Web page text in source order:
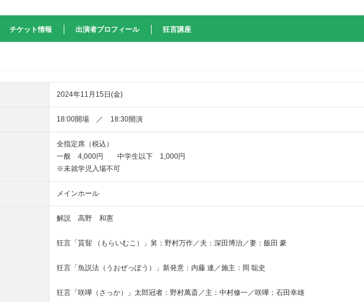
チケット情報 出演者プロフィール 狂言講座
2024年11月15日(金)
18:00開場 ／ 18:30開演
全指定席（税込）
一般 4,000円 中学生以下 1,000円
※未就学児入場不可
メインホール
解説 高野 和憲
狂言「貰聟 （もらいむこ）」舅：野村万作／夫：深田博治／妻：飯田 豪
狂言「魚説法（うおぜっぽう）」新発意：内藤 連／施主：岡 聡史
狂言「咲嘩（さっか）」太郎冠者：野村萬斎／主：中村修一／咲嘩：石田幸雄